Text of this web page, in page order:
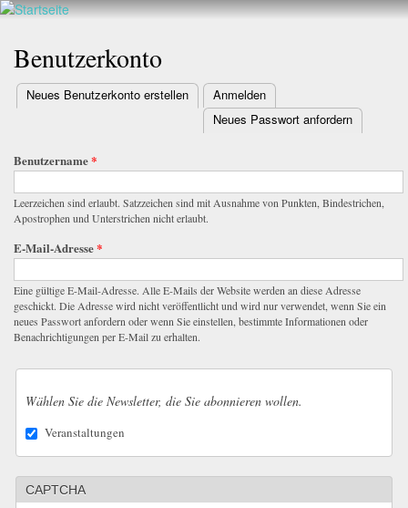
Direkt
Inhalt
Walderlebnis
e.V.
Benutzerkonto
Primäre Reiter
Neues Benutzerkonto erstellen
(aktiver Reiter)
Anmelden
Neues Passwort anfordern
Benutzername*
Leerzeichen sind erlaubt. Satzzeichen sind mit Ausnahme von Punkten, Bindestrichen,
Apostrophen und Unterstrichen nicht erlaubt.
E-Mail-Adresse*
Eine gültige E-Mail-Adresse. Alle E-Mails der Website werden an diese Adresse
geschickt. Die Adresse wird nicht veröffentlicht und wird nur verwendet, wenn Sie ein
neues Passwort anfordern oder wenn Sie einstellen, bestimmte Informationen oder
Benachrichtigungen per E-Mail zu erhalten.
Wählen Sie die Newsletter, die Sie abonnieren wollen.
Veranstaltungen
CAPTCHA